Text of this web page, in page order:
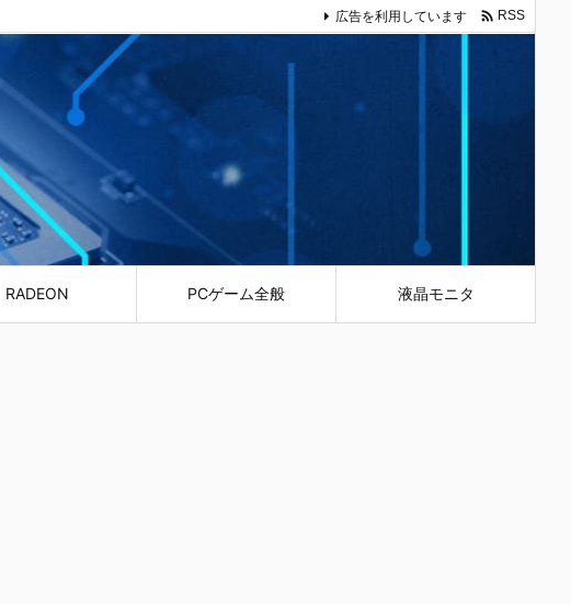
RADEON PCゲーム全般 液晶モニタ
広告を利用しています  RSS